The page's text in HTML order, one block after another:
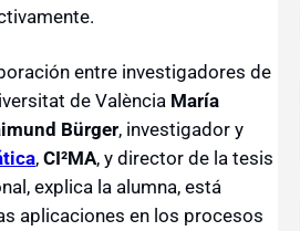
entre investigadores de
de València María
Bürger, investigador y
, CI²MA, y director de la tesis
explica la alumna, está
aplicaciones en los procesos